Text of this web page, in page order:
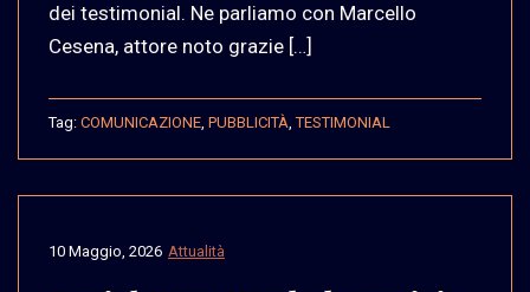
dei testimonial. Ne parliamo con Marcello
Cesena, attore noto grazie […]
Tag: COMUNICAZIONE PUBBLICITÀ ,TESTIMONIAL
Attualità
10 Maggio, 2026